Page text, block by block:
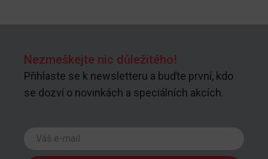
Nezmeškejte nic důležitého!
Přihlaste se k newsletteru a buďte první, kdo
se dozví o novinkách a speciálních akcích.